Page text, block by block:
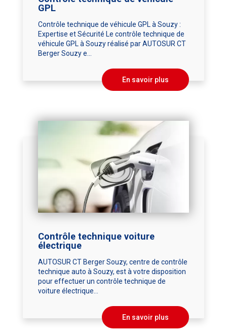
GPL
Contrôle technique de véhicule GPL à Souzy :
Expertise et Sécurité Le contrôle technique de
véhicule GPL à Souzy réalisé par AUTOSUR CT
Berger Souzy e...
En savoir plus
Contrôle technique voiture
électrique
AUTOSUR CT Berger Souzy, centre de contrôle
technique auto à Souzy, est à votre disposition
pour effectuer un contrôle technique de
voiture électrique...
En savoir plus